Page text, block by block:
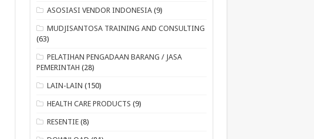
ASOSIASI VENDOR INDONESIA (9)
MUDJISANTOSA TRAINING AND CONSULTING
(63)
PELATIHAN PENGADAAN BARANG / JASA
PEMERINTAH (28)
LAIN-LAIN (150)
HEALTH CARE PRODUCTS (9)
RESENTIE (8)